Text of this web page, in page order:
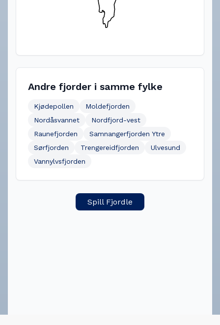
Andre fjorder i samme fylke
Kjødepollen
Moldefjorden
Nordåsvannet
Nordfjord-vest
Raunefjorden
Samnangerfjorden Ytre
Sørfjorden
Trengereidfjorden
Ulvesund
Vannylvsfjorden
Spill Fjordle